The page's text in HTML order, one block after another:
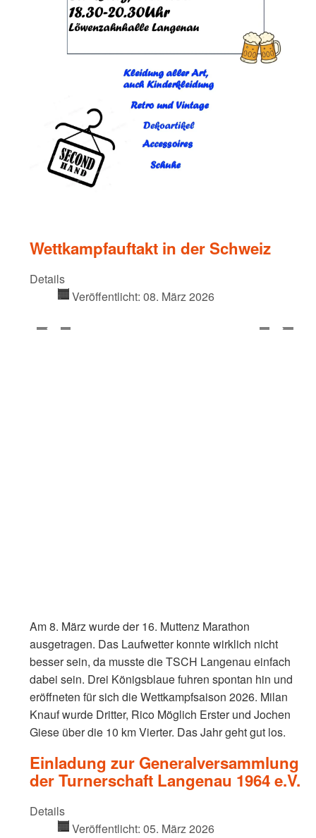
Wettkampfauftakt in der Schweiz
Details
Veröffentlicht: 08. März 2026
Am 8. März wurde der 16. Muttenz Marathon
ausgetragen. Das Laufwetter konnte wirklich nicht
besser sein, da musste die TSCH Langenau einfach
dabei sein. Drei Königsblaue fuhren spontan hin und
eröffneten für sich die Wettkampfsaison 2026. Milan
Knauf wurde Dritter, Rico Möglich Erster und Jochen
Giese über die 10 km Vierter. Das Jahr geht gut los.
Einladung zur Generalversammlung
der Turnerschaft Langenau 1964 e.V.
Details
Veröffentlicht: 05. März 2026